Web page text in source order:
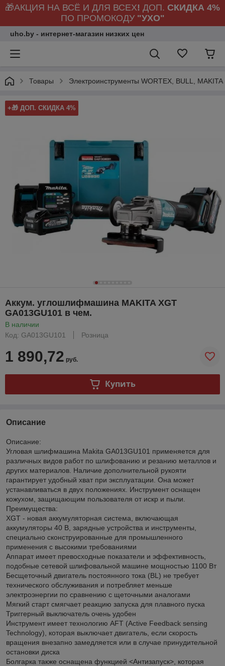
🎁АКЦИЯ НА ВСЁ И ДЛЯ ВСЕХ! ДОП. СКИДКА 4%
ПО ПРОМОКОДУ "УХО"
uho.by - интернет-магазин низких цен
Товары Электроинструменты WORTEX, BULL, MAKITA
+🎁 ДОП. СКИДКА 4%
Аккум. углошлифмашина MAKITA XGT
GA013GU101 в чем.
В наличии
Код: GA013GU101
Розница
1 890,72 руб.
Купить
Описание
Описание:
Угловая шлифмашина Makita GA013GU101 применяется для
различных видов работ по шлифованию и резанию металлов и
других материалов. Наличие дополнительной рукояти
гарантирует удобный хват при эксплуатации. Она может
устанавливаться в двух положениях. Инструмент оснащен
кожухом, защищающим пользователя от искр и пыли.
Преимущества:
XGT - новая аккумуляторная система, включающая
аккумуляторы 40 В, зарядные устройства и инструменты,
специально сконструированные для промышленного
применения с высокими требованиями
Аппарат имеет превосходные показатели и эффективность,
подобные сетевой шлифовальной машине мощностью 1100 Вт
Бесщеточный двигатель постоянного тока (BL) не требует
технического обслуживания и потребляет меньше
электроэнергии по сравнению с щеточными аналогами
Мягкий старт смягчает реакцию запуска для плавного пуска
Триггерный выключатель очень удобен
Инструмент имеет технологию AFT (Active Feedback sensing
Technology), которая выключает двигатель, если скорость
вращения внезапно замедляется или в случае принудительной
остановки диска
Болгарка также оснащена функцией <Антизапуск>, которая